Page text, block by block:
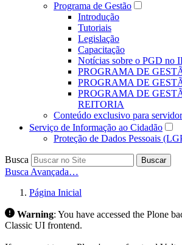
Programa de Gestão
Introdução
Tutoriais
Legislação
Capacitação
Notícias sobre o PGD no
PROGRAMA DE
PROGRAMA DE
PROGRAMA DE
REITORIA
Conteúdo exclusivo para
Serviço de Informação ao Cidadão
Proteção de Dados Pessoais
Busca Buscar
Busca Avançada…
Página Inicial
Warning: You have accessed the Plone
Classic UI frontend.